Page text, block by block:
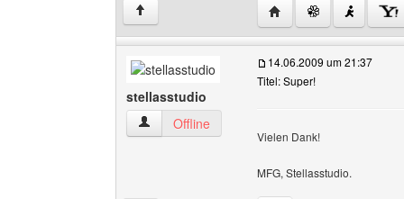
↑ Website dieses
stellasstudio
stellasstudio Benutzer-Profile anzeigen
Offline
14.06.2009 um 21:37
Titel: Super!
Vielen Dank!
MFG, Stellasstudio.